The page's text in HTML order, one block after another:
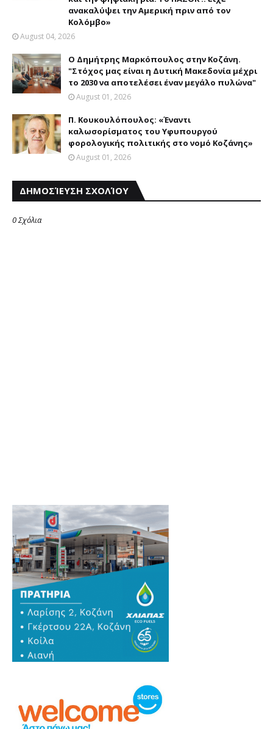
ανακαλύψει την Αμερική πριν από τον
Κολόμβο»
August 04, 2026
Ο Δημήτρης Μαρκόπουλος στην Κοζάνη.
"Στόχος μας είναι η Δυτική Μακεδονία μέχρι
το 2030 να αποτελέσει έναν μεγάλο πυλώνα"
August 01, 2026
Π. Κουκουλόπουλος: «Έναντι
καλωσορίσματος του Υφυπουργού
φορολογικής πολιτικής στο νομό Κοζάνης»
August 01, 2026
ΔΗΜΟΣΊΕΥΣΗ ΣΧΟΛΊΟΥ
0 Σχόλια